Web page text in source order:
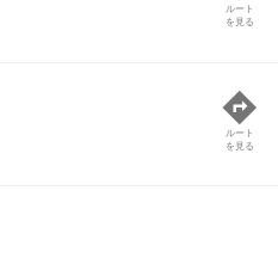
ルート
を見る
ルート
を見る